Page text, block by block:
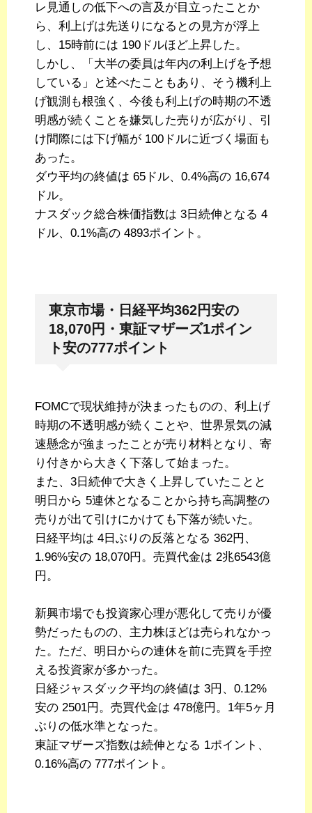
レ見通しの低下への言及が目立ったことか
ら、利上げは先送りになるとの見方が浮上
し、15時前には 190ドルほど上昇した。
しかし、「大半の委員は年内の利上げを予想
している」と述べたこともあり、そう機利上
げ観測も根強く、今後も利上げの時期の不透
明感が続くことを嫌気した売りが広がり、引
け間際には下げ幅が 100ドルに近づく場面も
あった。
ダウ平均の終値は 65ドル、0.4%高の 16,674
ドル。
ナスダック総合株価指数は 3日続伸となる 4
ドル、0.1%高の 4893ポイント。
東京市場・日経平均362円安の
18,070円・東証マザーズ1ポイン
ト安の777ポイント
FOMCで現状維持が決まったものの、利上げ
時期の不透明感が続くことや、世界景気の減
速懸念が強まったことが売り材料となり、寄
り付きから大きく下落して始まった。
また、3日続伸で大きく上昇していたことと
明日から 5連休となることから持ち高調整の
売りが出て引けにかけても下落が続いた。
日経平均は 4日ぶりの反落となる 362円、
1.96%安の 18,070円。売買代金は 2兆6543億
円。
新興市場でも投資家心理が悪化して売りが優
勢だったものの、主力株ほどは売られなかっ
た。ただ、明日からの連休を前に売買を手控
える投資家が多かった。
日経ジャスダック平均の終値は 3円、0.12%
安の 2501円。売買代金は 478億円。1年5ヶ月
ぶりの低水準となった。
東証マザーズ指数は続伸となる 1ポイント、
0.16%高の 777ポイント。